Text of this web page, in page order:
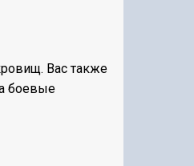
Вас также
боевые